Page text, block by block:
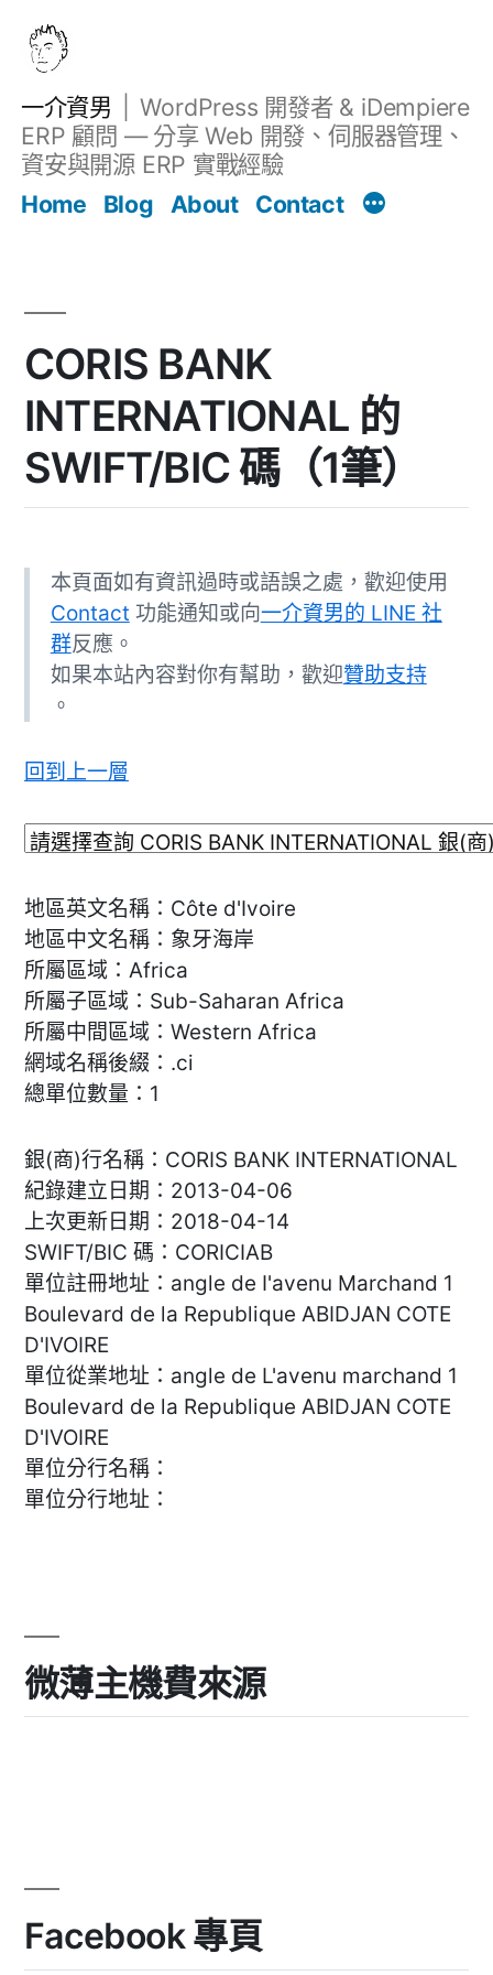
一介資男
WordPress 開發者 & iDempiere
ERP 顧問 — 分享 Web 開發、伺服器管理、
資安與開源 ERP 實戰經驗
Home
Blog About Contact
CORIS BANK
INTERNATIONAL 的
SWIFT/BIC 碼（1筆）
本頁面如有資訊過時或語誤之處，歡迎使用
Contact 功能通知或向一介資男的 LINE 社
群反應。
如果本站內容對你有幫助，歡迎贊助支持
。
回到上一層
地區英文名稱：Côte d'Ivoire
地區中文名稱：象牙海岸
所屬區域：Africa
所屬子區域：Sub-Saharan Africa
所屬中間區域：Western Africa
網域名稱後綴：.ci
總單位數量：1
銀(商)行名稱：CORIS BANK INTERNATIONAL
紀錄建立日期：2013-04-06
上次更新日期：2018-04-14
SWIFT/BIC 碼：CORICIAB
單位註冊地址：angle de I'avenu Marchand 1
Boulevard de la Republique ABIDJAN COTE
D'IVOIRE
單位從業地址：angle de L'avenu marchand 1
Boulevard de la Republique ABIDJAN COTE
D'IVOIRE
單位分行名稱：
單位分行地址：
微薄主機費來源
Facebook 專頁
文章